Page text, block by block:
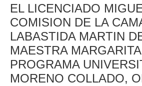
EL LICENCIADO
COMISION DE LA
LABASTIDA MARTIN
MAESTRA
PROGRAMA
MORENO COLLADO,